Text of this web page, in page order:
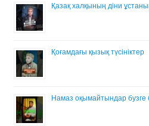
Қазақ халқының діни
Қоғамдағы қызық түсініктер
Намаз оқымайтындар бузге